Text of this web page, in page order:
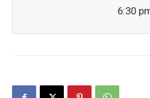
6:30